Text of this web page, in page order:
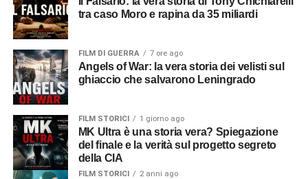
tra caso Moro e rapina da 35 miliardi
FILM DI GUERRA 7 ore ago
Angels of War: la vera storia dei velisti sul
ghiaccio che salvarono Leningrado
FILM STORICI 1 giorno ago
MK Ultra è una storia vera? Spiegazione
del finale e la verità sul progetto segreto
della CIA
FILM STORICI 2 anni ago